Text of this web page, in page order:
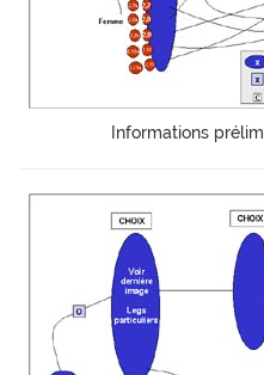
Informations